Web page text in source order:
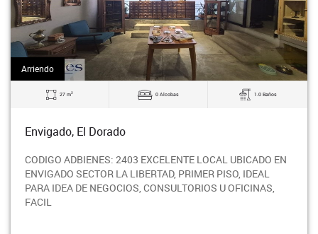
Arriendo
27 m2 0 Alcobas 1.0 Baños
Envigado, El Dorado
CODIGO ADBIENES: 2403 EXCELENTE LOCAL UBICADO EN
ENVIGADO SECTOR LA LIBERTAD, PRIMER PISO, IDEAL
PARA IDEA DE NEGOCIOS, CONSULTORIOS U OFICINAS,
FACIL